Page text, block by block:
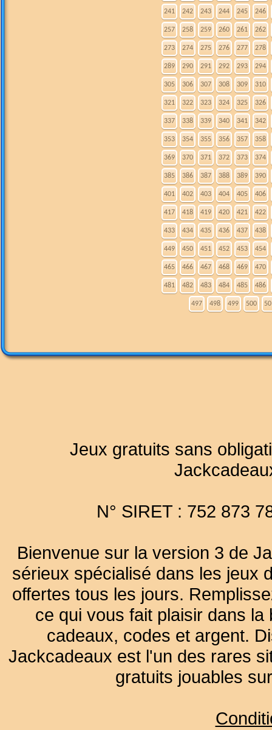
241 242 243 244 245 246
257 258 259 260 261 262
273 274 275 276 277 278
289 290 291 292 293 294
305 306 307 308 309 310
321 322 323 324 325 326
337 338 339 340 341 342
353 354 355 356 357 358
369 370 371 372 373 374
385 386 387 388 389 390
401 402 403 404 405 406
417 418 419 420 421 422
433 434 435 436 437 438
449 450 451 452 453 454
465 466 467 468 469 470
481 482 483 484 485 486
497 498 499 500
Jeux gratuits sans
N° SIRET : 752 873
Bienvenue sur la version 3 de
sérieux spécialisé dans les jeux
offertes tous les jours.
ce qui vous fait plaisir dans
cadeaux, codes et argent.
Jackcadeaux est l'un des rares
gratuits jouables